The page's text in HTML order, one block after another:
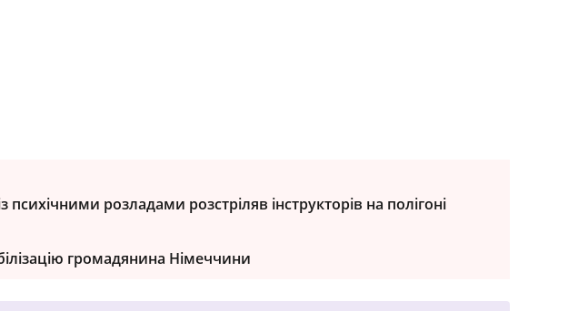
розладами розстріляв інструкторів на полігоні
громадянина Німеччини